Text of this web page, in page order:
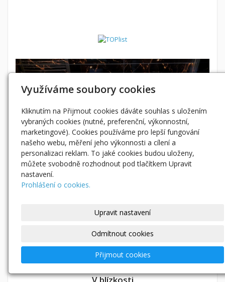
Apartmán v Beskydech
samostatný vchod
max 8 osob
V blízkosti
Využíváme soubory cookies
Kliknutím na Přijmout cookies dáváte souhlas s uložením
vybraných cookies (nutné, preferenční, výkonnostní,
marketingové). Cookies používáme pro lepší fungování
našeho webu, měření jeho výkonnosti a cílení a
personalizaci reklam. To jaké cookies budou uloženy,
můžete svobodně rozhodnout pod tlačítkem Upravit
nastavení.
Prohlášení o cookies.
Upravit nastavení
Odmítnout cookies
Přijmout cookies